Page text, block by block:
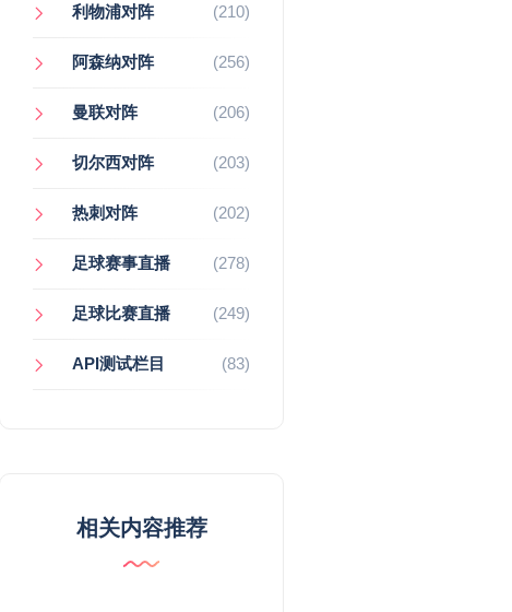
利物浦对阵 (210)
阿森纳对阵 (256)
曼联对阵 (206)
切尔西对阵 (203)
热刺对阵 (202)
足球赛事直播 (278)
足球比赛直播 (249)
API测试栏目 (83)
相关内容推荐